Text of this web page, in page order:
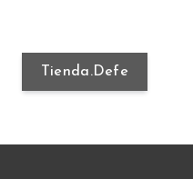
Tienda.Defe